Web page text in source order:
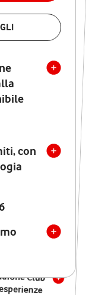
con
COPERTURA
alla
limiti, con
Wi-Fi 7
verso
e mobili
Club
disattiva